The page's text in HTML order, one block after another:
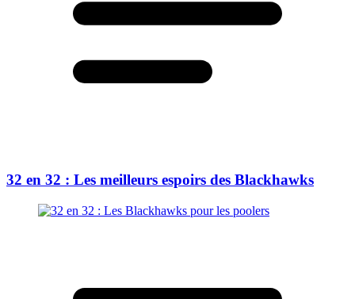
32 en 32 : Les meilleurs espoirs des Blackhawks